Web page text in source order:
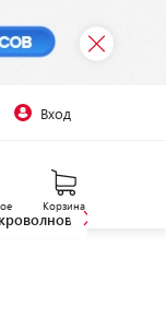
Вход
Корзина
печи